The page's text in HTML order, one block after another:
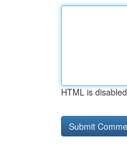
HTML is disabled